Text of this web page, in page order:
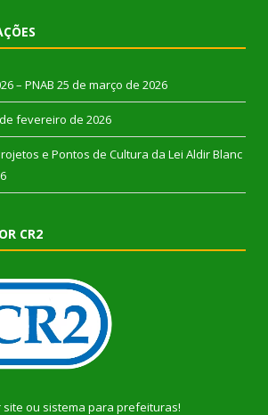
– PNAB 25 de março de 2026
fevereiro de 2026
e Pontos de Cultura da Lei Aldir Blanc
CR2
site ou sistema para prefeituras!